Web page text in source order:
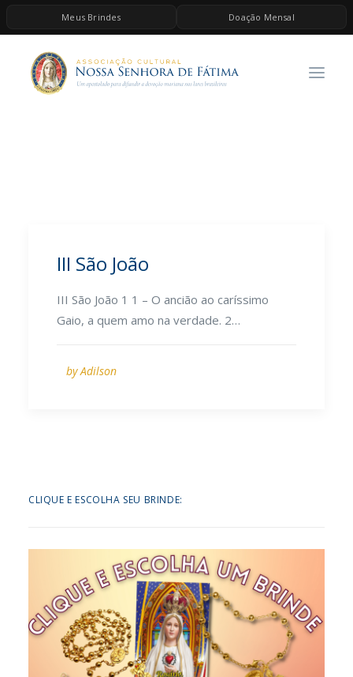
Meus Brindes Doação Mensal
HOME
A ASSOCIAÇÃO
III São João
III São João 1 1 – O ancião ao caríssimo
Gaio, a quem amo na verdade. 2…
by Adilson
CLIQUE E ESCOLHA SEU BRINDE: